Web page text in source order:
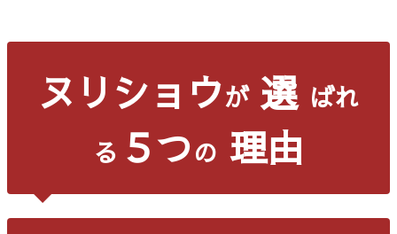
ヌリショウが選 ばれ
る ５つの 理由